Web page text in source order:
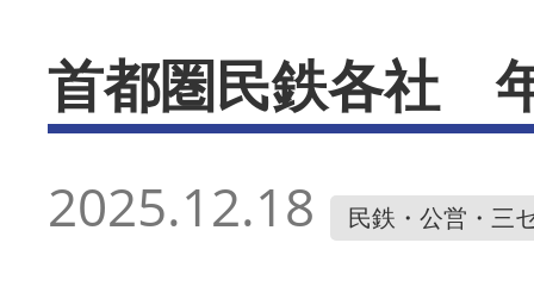
首都圏民鉄各社
2025.12.18 民鉄・公営・三